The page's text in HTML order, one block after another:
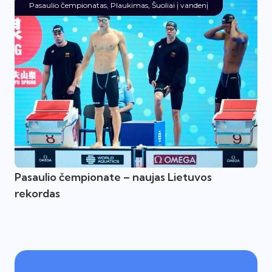
Pasaulio čempionatas, Plaukimas, Šuoliai į vandenį
Pasaulio čempionate – naujas Lietuvos
rekordas